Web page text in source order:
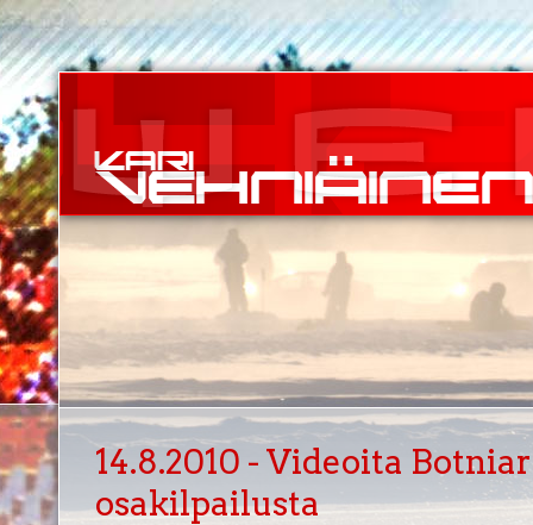
14.8.2010 - Videoita
osakilpailusta